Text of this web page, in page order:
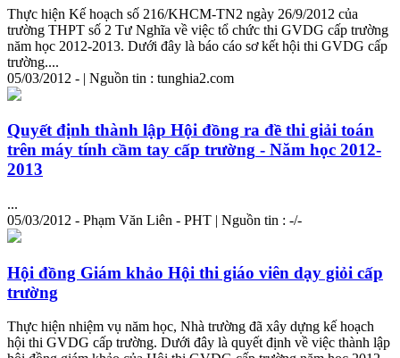
Thực hiện Kế hoạch số 216/KHCM-TN2 ngày 26/9/2012 của
trường THPT số 2 Tư Nghĩa về việc tổ chức thi GVDG cấp trường
năm học 2012-2013. Dưới đây là báo cáo sơ kết hội thi GVDG cấp
trường....
05/03/2012 - | Nguồn tin : tunghia2.com
Quyết định thành lập Hội đồng ra đề thi giải toán
trên máy tính cầm tay cấp trường - Năm học 2012-
2013
...
05/03/2012 - Phạm Văn Liên - PHT | Nguồn tin : -/-
Hội đồng Giám khảo Hội thi giáo viên dạy giỏi cấp
trường
Thực hiện nhiệm vụ năm học, Nhà trường đã xây dựng kế hoạch
hội thi GVDG cấp trường. Dưới đây là quyết định về việc thành lập